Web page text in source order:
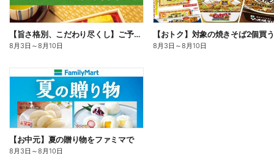
【旨さ格別、こだわり尽くし】ご予約弁当
8月3日 ～8月10日 8月3日 ～8月10日
【お中元】夏の贈り物をファミマで
8月3日 ～8月10日